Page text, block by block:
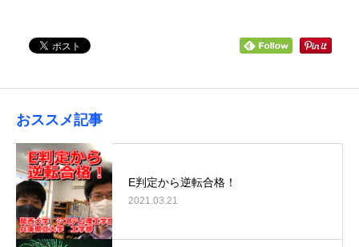
おススメ記事
E判定から逆転合格！
2021.03.21